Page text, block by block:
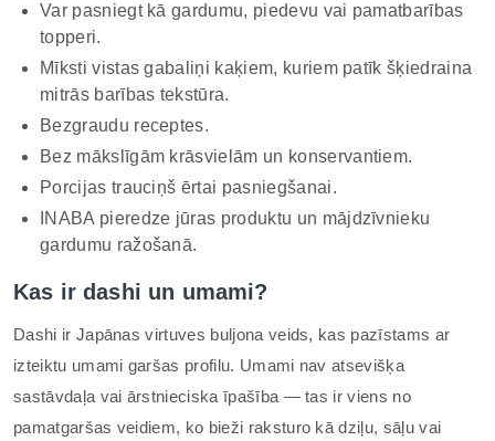
Var pasniegt kā gardumu, piedevu vai pamatbarības
topperi.
Mīksti vistas gabaliņi kaķiem, kuriem patīk šķiedraina
mitrās barības tekstūra.
Bezgraudu receptes.
Bez mākslīgām krāsvielām un konservantiem.
Porcijas trauciņš ērtai pasniegšanai.
INABA pieredze jūras produktu un mājdzīvnieku
gardumu ražošanā.
Kas ir dashi un umami?
Dashi ir Japānas virtuves buljona veids, kas pazīstams ar
izteiktu umami garšas profilu. Umami nav atsevišķa
sastāvdaļa vai ārstnieciska īpašība — tas ir viens no
pamatgaršas veidiem, ko bieži raksturo kā dziļu, sāļu vai